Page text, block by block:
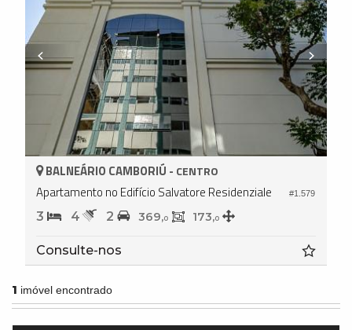
#1.579
BALNEÁRIO CAMBORIÚ - CENTRO
Apartamento no Edifício Salvatore Residenziale
3 4 2 369,0 173,0
Consulte-nos
1 imóvel encontrado